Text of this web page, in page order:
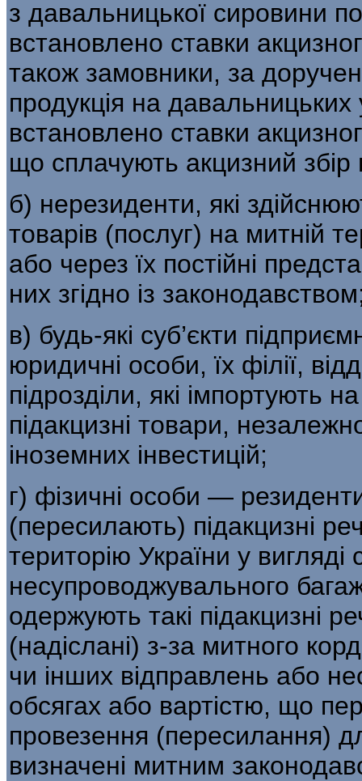
з давальницької сировини
встановлено ставки
також замовники, за
продукція на
встановлено ставки
що сплачують акцизний збір
б) нерезиденти, які
товарів (послуг) на митній
або через їх по­стійні
них згідно із
в) будь-які суб’єкти
юридичні особи, їх філії,
підрозділи, які імпорту­ють
підакцизні товари,
іноземних інвестицій;
г) фізичні особи —
(пере­силають) підакцизні
територію України у
несупроводжувального
одержують такі підакцизні
(надіслані) з-за митного
чи інших відправлень або
обсягах або вартістю, що
провезення (пересилан­ня)
визначені митним